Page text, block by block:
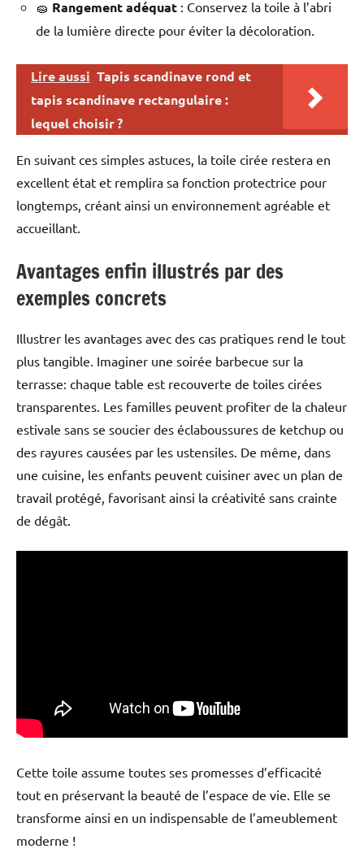
🧽 Rangement adéquat : Conservez la toile à l’abri
de la lumière directe pour éviter la décoloration.
Lire aussi Tapis scandinave rond et
tapis scandinave rectangulaire :
lequel choisir ?
En suivant ces simples astuces, la toile cirée restera en
excellent état et remplira sa fonction protectrice pour
longtemps, créant ainsi un environnement agréable et
accueillant.
Avantages enfin illustrés par des
exemples concrets
Illustrer les avantages avec des cas pratiques rend le tout
plus tangible. Imaginer une soirée barbecue sur la
terrasse: chaque table est recouverte de toiles cirées
transparentes. Les familles peuvent profiter de la chaleur
estivale sans se soucier des éclaboussures de ketchup ou
des rayures causées par les ustensiles. De même, dans
une cuisine, les enfants peuvent cuisiner avec un plan de
travail protégé, favorisant ainsi la créativité sans crainte
de dégât.
Cette toile assume toutes ses promesses d’efficacité
tout en préservant la beauté de l’espace de vie. Elle se
transforme ainsi en un indispensable de l’ameublement
moderne !